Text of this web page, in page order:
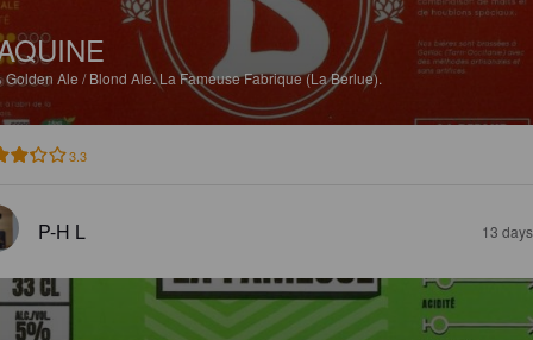
Golden Ale / Blond Ale.La Fameuse Fabrique (La Berlue).
3.3
P-H L 13